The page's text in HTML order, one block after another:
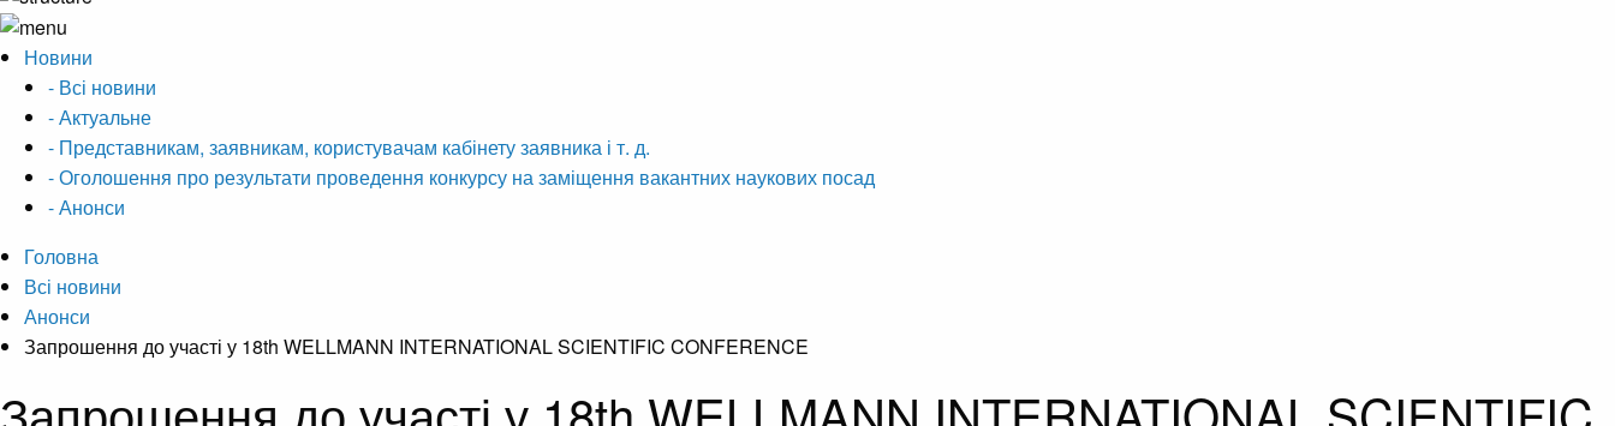
Новини
- Всі новини
- Актуальне
- Представникам, заявникам, користувачам кабінету заявника і т. д.
- Оголошення про результати проведення конкурсу на заміщення вакантних наукових посад
- Анонси
Головна
Всі новини
Анонси
Запрошення до участі у 18th WELLMANN INTERNATIONAL SCIENTIFIC CONFERENCE